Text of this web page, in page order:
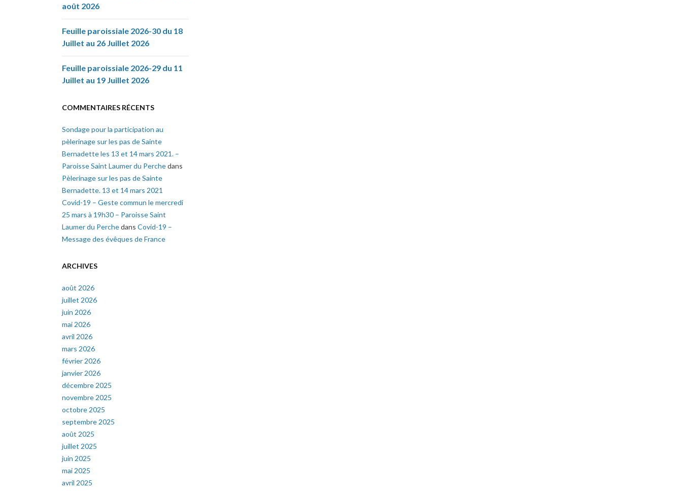
août 2026
Feuille paroissiale 2026-30 du 18
Juillet au 26 Juillet 2026
Feuille paroissiale 2026-29 du 11
Juillet au 19 Juillet 2026
COMMENTAIRES RÉCENTS
Sondage pour la participation au
pèlerinage sur les pas de Sainte
Bernadette les 13 et 14 mars 2021. –
Paroisse Saint Laumer du Perchedans
Pèlerinage sur les pas de Sainte
Bernadette. 13 et 14 mars 2021
Covid-19 – Geste commun le mercredi
25 mars à 19h30 – Paroisse Saint
Laumer du Perchedans Covid-19 –
Message des évêques de France
ARCHIVES
août 2026
juillet 2026
juin 2026
mai 2026
avril 2026
mars 2026
février 2026
janvier 2026
décembre 2025
novembre 2025
octobre 2025
septembre 2025
août 2025
juillet 2025
juin 2025
mai 2025
avril 2025